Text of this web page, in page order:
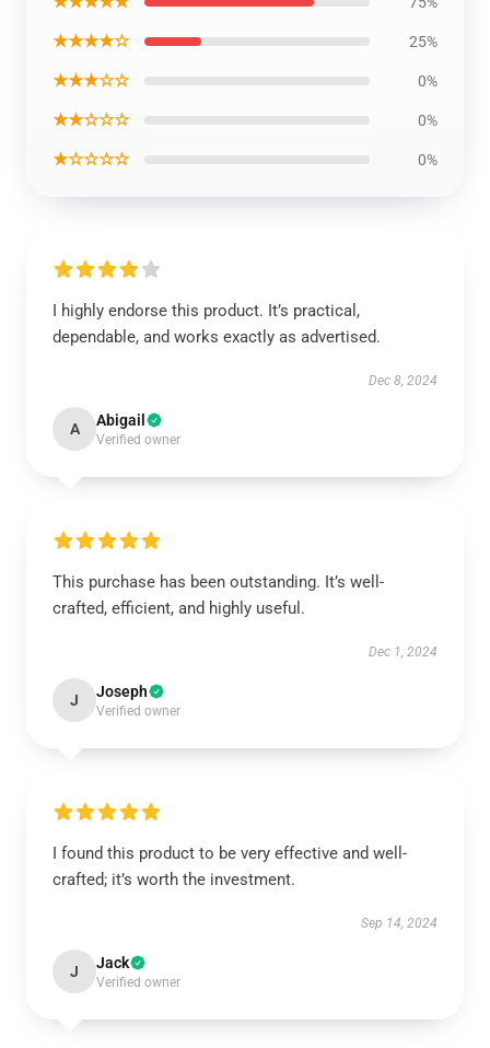
★★★★☆ 25%
★★★☆☆ 0%
★★☆☆☆ 0%
★☆☆☆☆ 0%
I highly endorse this product. It’s practical,
dependable, and works exactly as advertised.
Dec 8, 2024
A Abigail
Verified owner
This purchase has been outstanding. It’s well-
crafted, efficient, and highly useful.
Dec 1, 2024
J Joseph
Verified owner
I found this product to be very effective and well-
crafted; it’s worth the investment.
Sep 14, 2024
J Jack
Verified owner